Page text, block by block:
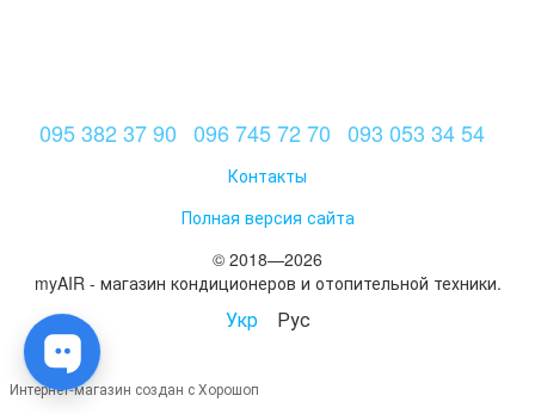
095 382 37 90 096 745 72 70 093 053 34 54
Контакты
Полная версия сайта
© 2018—2026
myAIR - магазин кондиционеров и отопительной техники.
Укр Рус
Интернет-магазин создан с Хорошоп